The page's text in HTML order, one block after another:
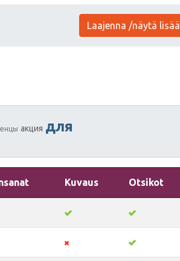
Laajenna /näytä lisää
акция для
Kuvaus Otsikot